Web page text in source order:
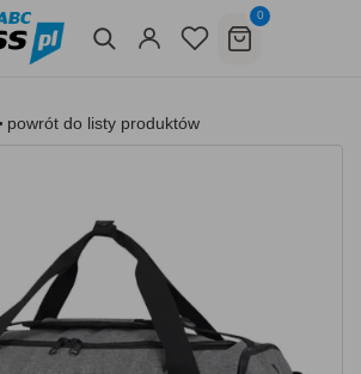
0
powrót do listy produktów